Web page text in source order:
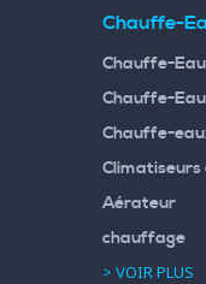
Chauffe-
Chauffe-
Chauffe-
Chauffe-
Aérateur
chauffage
> VOIR PLUS